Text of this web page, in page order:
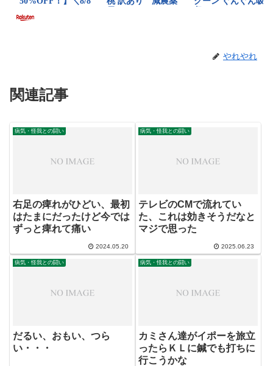
やれやれ
関連記事
病気・怪我との闘い
右足の痺れがひどい、最初
はたまにだったけど今では
ずっと痺れて痛い
2024.05.20
病気・怪我との闘い
テレビのCMで流れてい
た、これは効きそうだなと
マジで思った
2025.06.23
病気・怪我との闘い
だるい、おもい、つら
い・・・
病気・怪我との闘い
カミさん達がイポーを旅立
ったらＫＬに鍼でも打ちに
行こうかな